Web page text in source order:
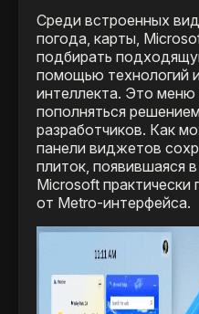
Среди встроенных
погода, карты,
подбирать
помощью технологий
интеллекта. Это меню
пополняться
разработчиков. Как
панели виджетов
плиток, появившаяся
Microsoft практически
от Metro-интерфейса.